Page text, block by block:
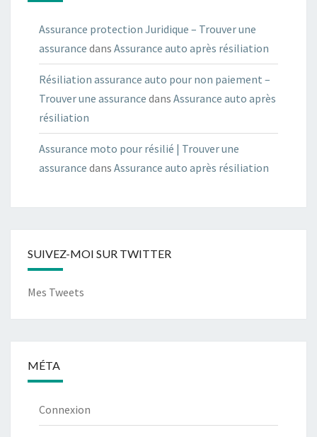
Assurance protection Juridique – Trouver une
assurance dans Assurance auto après résiliation
Résiliation assurance auto pour non paiement –
Trouver une assurance dans Assurance auto après
résiliation
Assurance moto pour résilié | Trouver une
assurance dans Assurance auto après résiliation
SUIVEZ-MOI SUR TWITTER
Mes Tweets
MÉTA
Connexion